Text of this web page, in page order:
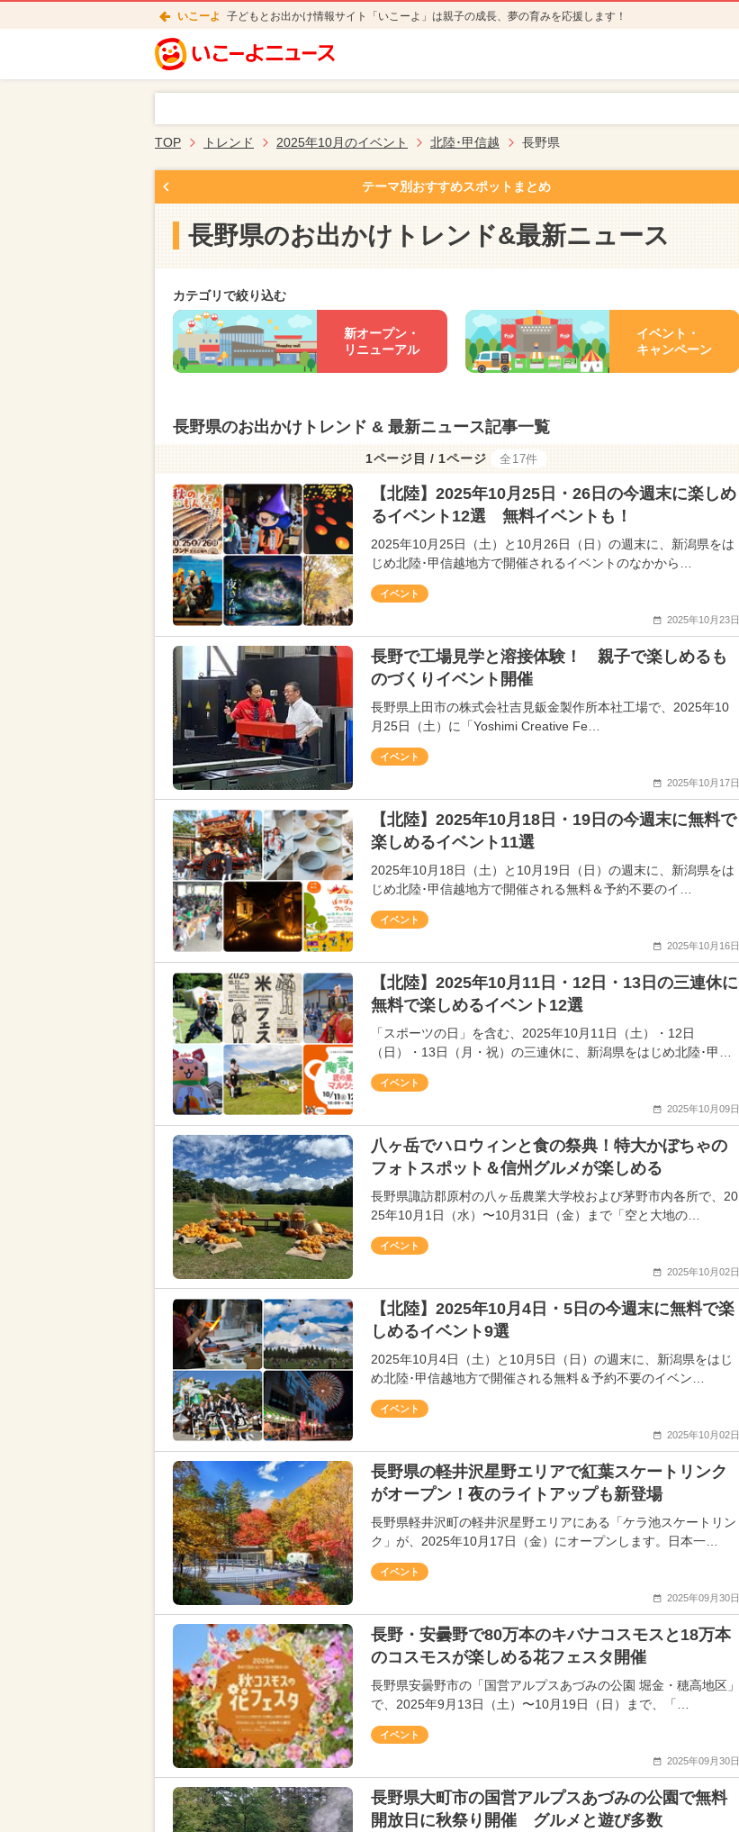
いこーよ 子どもとお出かけ情報サイト「いこーよ」は親子の成長、夢の育みを応援します！
TOP トレンド 2025年10月のイベント 北陸･甲信越 長野県
テーマ別おすすめスポットまとめ
長野県のお出かけトレンド&最新ニュース
カテゴリで絞り込む
新オープン・
リニューアル
イベント・
キャンペーン
長野県のお出かけトレンド & 最新ニュース記事一覧
1ページ目 / 1ページ 全17件
【北陸】2025年10月25日・26日の今週末に楽しめ
るイベント12選 無料イベントも！
2025年10月25日（土）と10月26日（日）の週末に、新潟県をは
じめ北陸･甲信越地方で開催されるイベントのなかから…
イベント
2025年10月23日
長野で工場見学と溶接体験！ 親子で楽しめるも
のづくりイベント開催
長野県上田市の株式会社吉見鈑金製作所本社工場で、2025年10
月25日（土）に「Yoshimi Creative Fe…
イベント
2025年10月17日
【北陸】2025年10月18日・19日の今週末に無料で
楽しめるイベント11選
2025年10月18日（土）と10月19日（日）の週末に、新潟県をは
じめ北陸･甲信越地方で開催される無料＆予約不要のイ…
イベント
2025年10月16日
【北陸】2025年10月11日・12日・13日の三連休に
無料で楽しめるイベント12選
「スポーツの日」を含む、2025年10月11日（土）・12日
（日）・13日（月・祝）の三連休に、新潟県をはじめ北陸･甲…
イベント
2025年10月09日
八ヶ岳でハロウィンと食の祭典！特大かぼちゃの
フォトスポット＆信州グルメが楽しめる
長野県諏訪郡原村の八ヶ岳農業大学校および茅野市内各所で、20
25年10月1日（水）〜10月31日（金）まで「空と大地の…
イベント
2025年10月02日
【北陸】2025年10月4日・5日の今週末に無料で楽
しめるイベント9選
2025年10月4日（土）と10月5日（日）の週末に、新潟県をはじ
め北陸･甲信越地方で開催される無料＆予約不要のイベン…
イベント
2025年10月02日
長野県の軽井沢星野エリアで紅葉スケートリンク
がオープン！夜のライトアップも新登場
長野県軽井沢町の軽井沢星野エリアにある「ケラ池スケートリン
ク」が、2025年10月17日（金）にオープンします。日本一…
イベント
2025年09月30日
長野・安曇野で80万本のキバナコスモスと18万本
のコスモスが楽しめる花フェスタ開催
長野県安曇野市の「国営アルプスあづみの公園 堀金・穂高地区」
で、2025年9月13日（土）〜10月19日（日）まで、「…
イベント
2025年09月30日
長野県大町市の国営アルプスあづみの公園で無料
開放日に秋祭り開催 グルメと遊び多数